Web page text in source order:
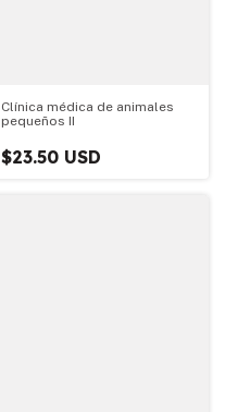
Clínica médica de animales
pequeños II
$23.50 USD